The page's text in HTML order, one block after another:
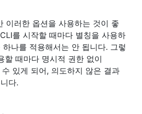
이러한 옵션을 사용하는 것이 좋
를 시작할 때마다 별칭을 사용하
나를 적용해서는 안 됩니다. 그렇
할 때마다 명시적 권한 없이
있게 되어, 의도하지 않은 결과
다.